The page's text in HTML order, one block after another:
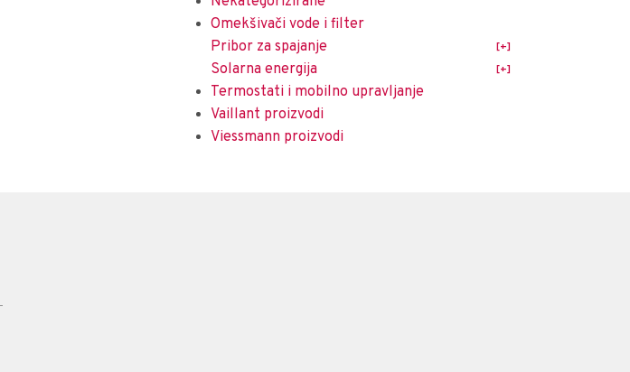
Omekšivači vode i filter
Pribor za spajanje
Solarna energija
Termostati i mobilno upravljanje
Vaillant proizvodi
Viessmann proizvodi